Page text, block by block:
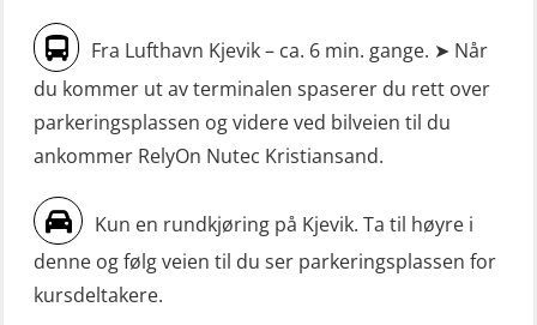
Livbåtfører grunnkurs m/E-læring
FF1200 simulator (OSEBLE007)
Livbåtfører grunnkurs m/E-læring
FF48 og FF1000D (OSEBLE004)
Konvensjonell livbåt (OSEBLE005)
Livbåtfører konvensjonell livbåt –
grunnleggende (OSE135)
Sikkerhetskurs for ansatte på
oppdrettsanlegg (LBS100)
Sjøfolk med særskilte sikringsplikter
(MBS1191)
Ulykkesgransking – Webinar (LSP103)
VHF / SRC 2 dager (ORC104)
Videregående sikkerhetsopplæring
Fra Lufthavn Kjevik – ca. 6 min. gange. ➤ Når
du kommer ut av terminalen spaserer du rett over
parkeringsplassen og videre ved bilveien til du
ankommer RelyOn Nutec Kristiansand.
Kun en rundkjøring på Kjevik. Ta til høyre i
denne og følg veien til du ser parkeringsplassen for
kursdeltakere.